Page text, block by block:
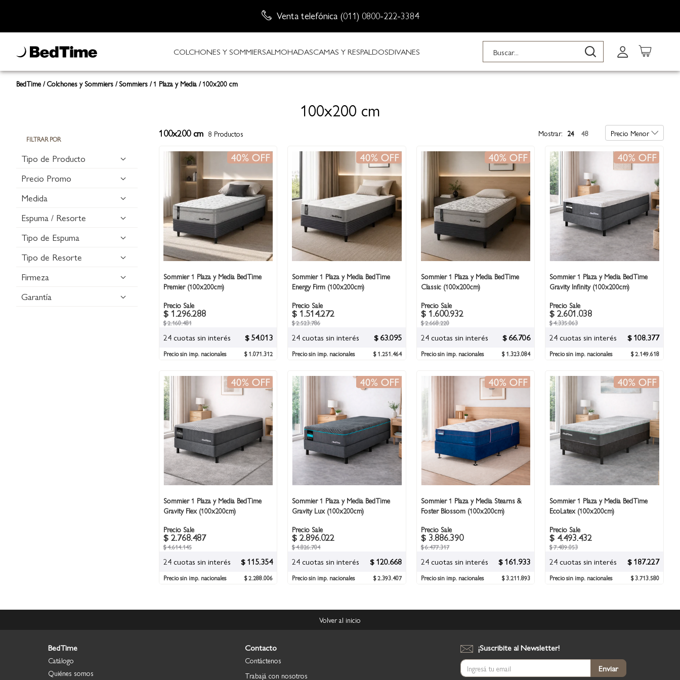
Envío sin cargo
Venta telefónica (011) 0800-222-3384
COLCHONES Y SOMMIERSALMOHADASCAMAS Y RESPALDOSDIVANES
Buscar Buscar
BedTime Colchones y Sommiers Sommiers 1 Plaza y Media 100x200 cm
100x200 cm
100x200 cm 8 Productos Mostrar: 24 48
Sommier 1 Plaza y Media BedTime
Premier (100x200cm)
$ 2.160.481
Precio Sale
$ 1.296.288
24 cuotas sin interés $ 54.013
Precio sin imp. nacionales $ 1.071.312
Sommier 1 Plaza y Media BedTime
Energy Firm (100x200cm)
$ 2.523.786
Precio Sale
$ 1.514.272
24 cuotas sin interés $ 63.095
Precio sin imp. nacionales $ 1.251.464
Sommier 1 Plaza y Media BedTime
Classic (100x200cm)
$ 2.668.220
Precio Sale
$ 1.600.932
24 cuotas sin interés $ 66.706
Precio sin imp. nacionales $ 1.323.084
Sommier 1 Plaza y Media BedTime
Gravity Infinity (100x200cm)
$ 4.335.063
Precio Sale
$ 2.601.038
24 cuotas sin interés $ 108.377
Precio sin imp. nacionales $ 2.149.618
Sommier 1 Plaza y Media BedTime
Gravity Flex (100x200cm)
$ 4.614.145
Precio Sale
$ 2.768.487
24 cuotas sin interés $ 115.354
Precio sin imp. nacionales $ 2.288.006
Sommier 1 Plaza y Media BedTime
Gravity Lux (100x200cm)
$ 4.826.704
Precio Sale
$ 2.896.022
24 cuotas sin interés $ 120.668
Precio sin imp. nacionales $ 2.393.407
Sommier 1 Plaza y Media Stearns &
Foster Blossom (100x200cm)
$ 6.477.317
Precio Sale
$ 3.886.390
24 cuotas sin interés $ 161.933
Precio sin imp. nacionales $ 3.211.893
Sommier 1 Plaza y Media BedTime
EcoLatex (100x200cm)
$ 7.489.053
Precio Sale
$ 4.493.432
24 cuotas sin interés $ 187.227
Precio sin imp. nacionales $ 3.713.580
FILTRAR POR
Tipo de Producto
Precio Promo
Medida
Espuma / Resorte
Tipo de Espuma
Tipo de Resorte
Firmeza
Garantía
Volver al inicio
BedTime
Catálogo
Quiénes somos
Contacto
Contáctenos
Trabajá con nosotros
¡Suscribite al Newsletter!
Suscríbase
al
Enviar